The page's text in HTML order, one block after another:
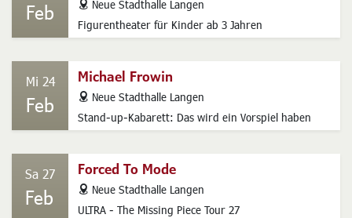
Figurentheater für Kinder ab 3 Jahren
Feb Neue Stadthalle Langen
Michael Frowin
Stand-up-Kabarett: Das wird ein Vorspiel haben
Mi 24
Feb
address
Neue Stadthalle Langen
Forced To Mode
ULTRA - The Missing Piece Tour 27
Sa 27
Feb
address
Neue Stadthalle Langen